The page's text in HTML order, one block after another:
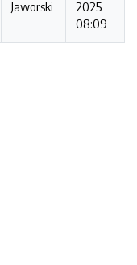
Jaworski
2025
08:09